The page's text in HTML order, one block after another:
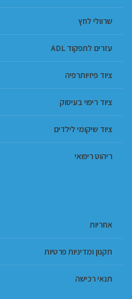
שרוולי לחץ
עזרים לתפקוד ADL
ציוד פיזיותרפיה
ציוד ריפוי בעיסוק
ציוד שיקומי לילדים
ריהוט ריפואי
אחריות
תקנון ומדיניות פרטיות
תנאי רכישה